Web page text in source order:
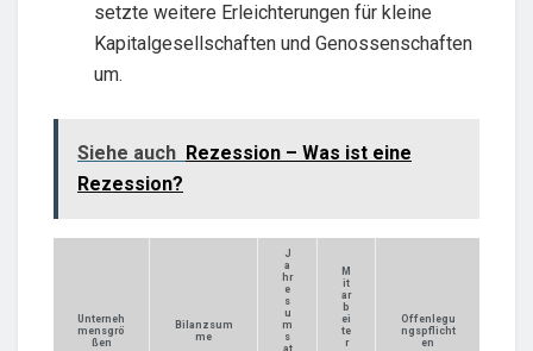
setzte weitere Erleichterungen für kleine
Kapitalgesellschaften und Genossenschaften
um.
Siehe auch Rezession – Was ist eine
Rezession?
Unterneh
mensgrö
ßen
Bilanzsum
me
J
a
hr
e
s
u
m
s
M
it
ar
b
ei
te
r
Offenlegu
ngspflicht
en